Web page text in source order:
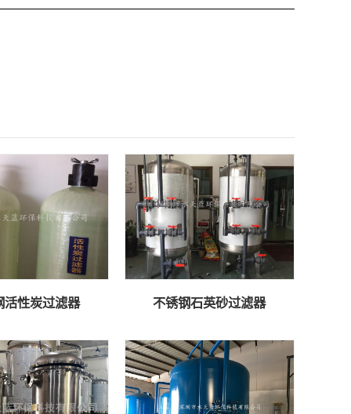
活性炭过滤器 不锈钢石英砂过滤器